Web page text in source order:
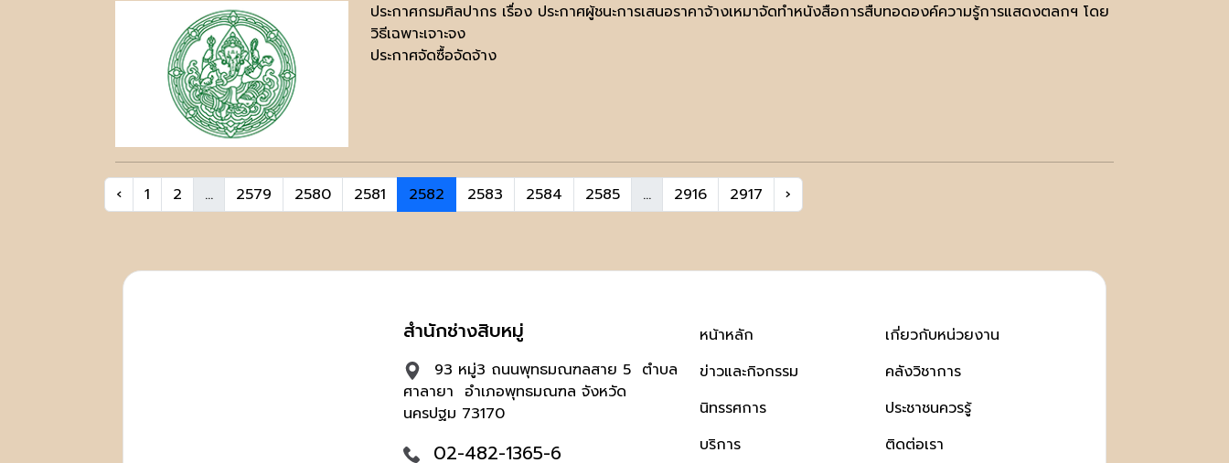
ประกาศกรมศิลปากร เรื่อง ประกาศผู้ชนะการเสนอราคาจ้างเหมาจัดทำหนังสือการสืบทอดองค์ความรู้การแสดงตลกฯ โดย
วิธีเฉพาะเจาะจง
ประกาศจัดซื้อจัดจ้าง
‹ 1 2 ... 2579 2580 2581 2582 2583 2584 2585 ... 2916 2917 ›
สำนักช่างสิบหมู่
93 หมู่3 ถนนพุทธมณฑลสาย 5 ตำบล
ศาลายา อำเภอพุทธมณฑล จังหวัด
นครปฐม 73170
02-482-1365-6
หน้าหลัก
ข่าวและกิจกรรม
นิทรรศการ
บริการ
เกี่ยวกับหน่วยงาน
คลังวิชาการ
ประชาชนควรรู้
ติดต่อเรา